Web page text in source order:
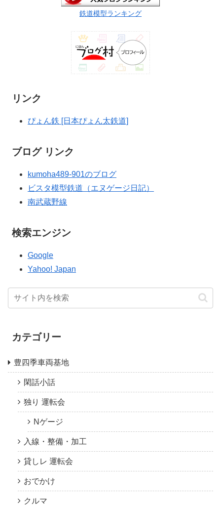
鉄道模型ランキング
リンク
ぴょん鉄 [日本ぴょん太鉄道]
ブログ リンク
kumoha489-901のブログ
ビスタ模型鉄道（エヌゲージ日記）
南武蔵野線
検索エンジン
Google
Yahoo! Japan
カテゴリー
豊四季車両基地
閑話小話
独り 運転会
Nゲージ
入線・整備・加工
貸しレ 運転会
おでかけ
クルマ